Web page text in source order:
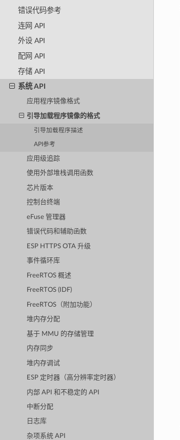
错误代码参考
连网 API
外设 API
配网 API
存储 API
系统 API
应用程序镜像格式
引导加载程序镜像的格式
引导加载程序描述
API参考
应用级追踪
使用外部堆栈调用函数
芯片版本
控制台终端
eFuse 管理器
错误代码和辅助函数
ESP HTTPS OTA 升级
事件循环库
FreeRTOS 概述
FreeRTOS (IDF)
FreeRTOS（附加功能）
堆内存分配
基于 MMU 的存储管理
内存同步
堆内存调试
ESP 定时器（高分辨率定时器）
内部 API 和不稳定的 API
中断分配
日志库
杂项系统 API